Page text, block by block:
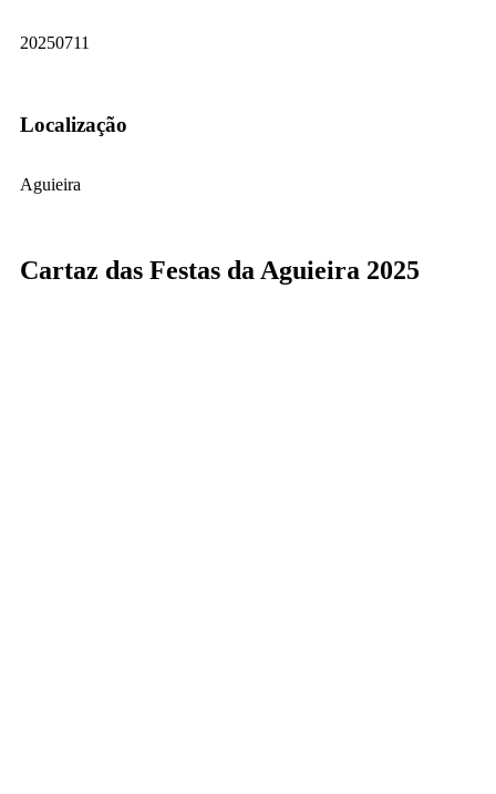
20250711
Localização
Aguieira
Cartaz das Festas da Aguieira 2025